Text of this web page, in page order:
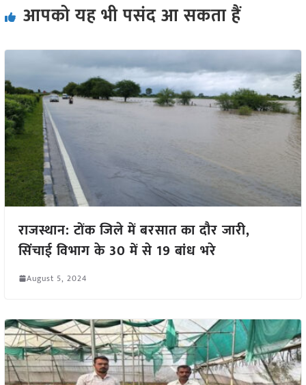
आपको यह भी पसंद आ सकता हैं
राजस्थान: टोंक जिले में बरसात का दौर जारी,
सिंचाई विभाग के 30 में से 19 बांध भरे
August 5, 2024